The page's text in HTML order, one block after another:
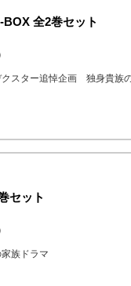
全2巻セット
スター追悼企画 独身貴族
セット
族ドラマ